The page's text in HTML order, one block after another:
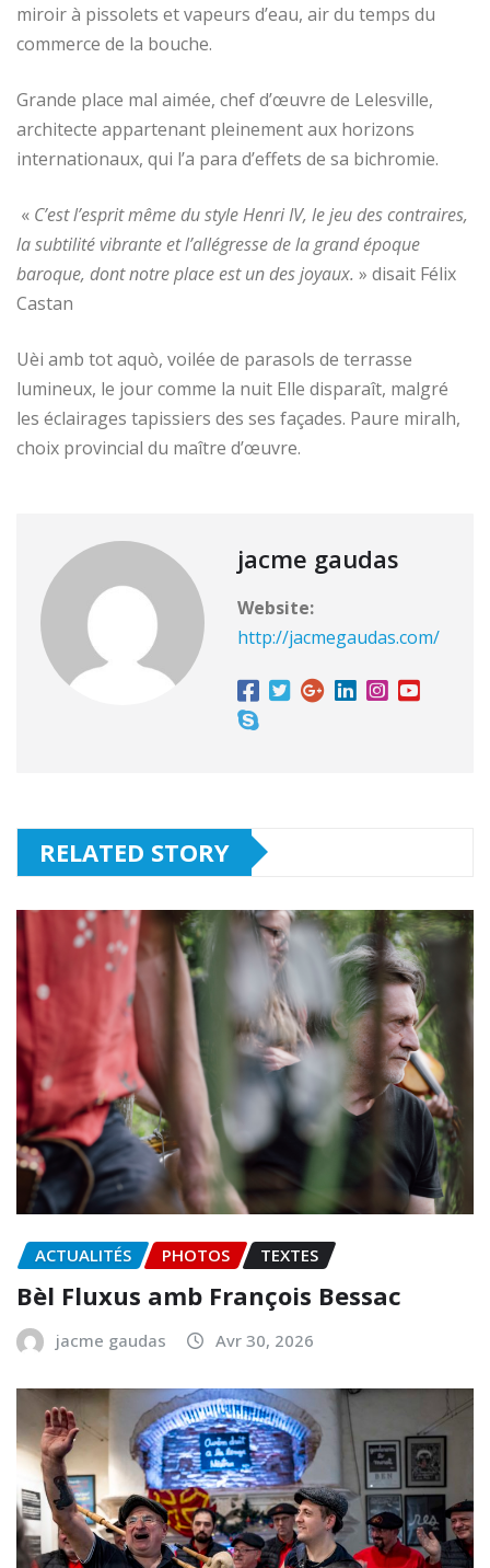
miroir à pissolets et vapeurs d’eau, air du temps du
commerce de la bouche.
Grande place mal aimée, chef d’œuvre de Lelesville,
architecte appartenant pleinement aux horizons
internationaux, qui l’a para d’effets de sa bichromie.
« C’est l’esprit même du style Henri IV, le jeu des contraires,
la subtilité vibrante et l’allégresse de la grand époque
baroque, dont notre place est un des joyaux. » disait Félix
Castan
Uèi amb tot aquò, voilée de parasols de terrasse
lumineux, le jour comme la nuit Elle disparaît, malgré
les éclairages tapissiers des ses façades. Paure miralh,
choix provincial du maître d’œuvre.
jacme gaudas
Website:
http://jacmegaudas.com/
RELATED STORY
ACTUALITÉS PHOTOS TEXTES
Bèl Fluxus amb François Bessac
jacme gaudas Avr 30, 2026